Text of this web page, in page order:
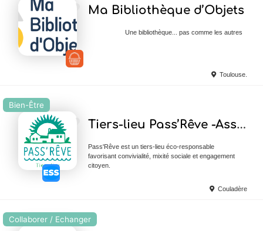
Ma Bibliothèque d’Objets
Une bibliothèque... pas comme les autres
Toulouse.
Bien-Être
Tiers-lieu Pass’Rêve -Association Terra Flor
Pass'Rêve est un tiers-lieu éco-responsable
favorisant convivialité, mixité sociale et engagement
citoyen.
Couladère
Collaborer / Echanger